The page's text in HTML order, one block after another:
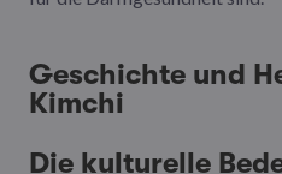
Geschichte und
Kimchi
Die kulturelle